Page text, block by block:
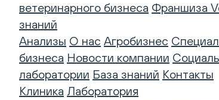
ветеринарного бизнеса Франшиза
знаний
Анализы О нас Агробизнес
бизнеса Новости компании
лаборатории База знаний Контакты
Клиника Лаборатория